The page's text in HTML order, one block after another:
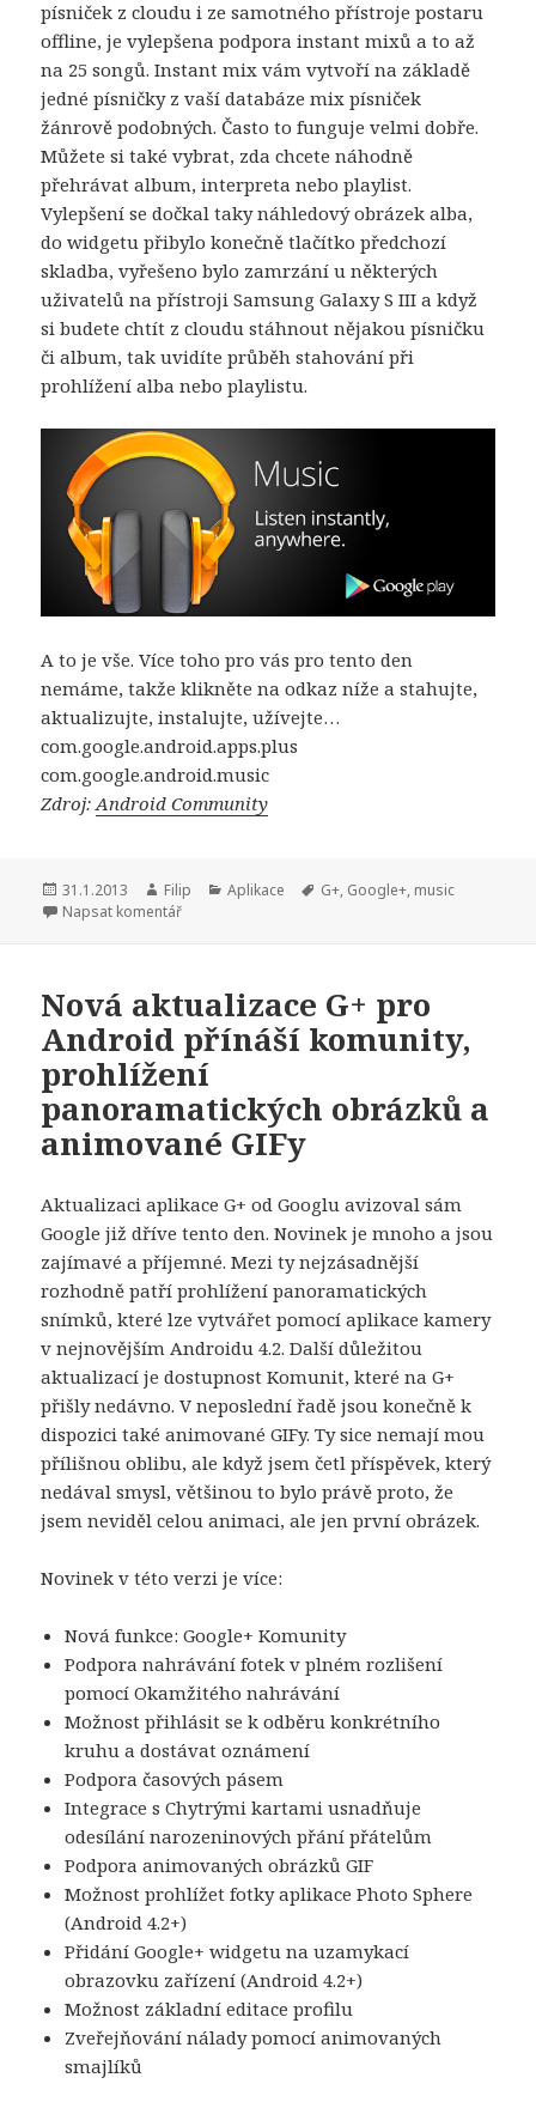
písniček z cloudu i ze samotného přístroje postaru
offline, je vylepšena podpora instant mixů a to až
na 25 songů. Instant mix vám vytvoří na základě
jedné písničky z vaší databáze mix písniček
žánrově podobných. Často to funguje velmi dobře.
Můžete si také vybrat, zda chcete náhodně
přehrávat album, interpreta nebo playlist.
Vylepšení se dočkal taky náhledový obrázek alba,
do widgetu přibylo konečně tlačítko předchozí
skladba, vyřešeno bylo zamrzání u některých
uživatelů na přístroji Samsung Galaxy S III a když
si budete chtít z cloudu stáhnout nějakou písničku
či album, tak uvidíte průběh stahování při
prohlížení alba nebo playlistu.
A to je vše. Více toho pro vás pro tento den
nemáme, takže klikněte na odkaz níže a stahujte,
aktualizujte, instalujte, užívejte…
com.google.android.apps.plus
com.google.android.music
Zdroj:Android Community
Publikováno:
31.1.2013 Autor:
Filip Rubriky:
Aplikace Štítky:
G+, Google+, music
Napsat komentář
Nová aktualizace G+ pro
Android přínáší komunity,
prohlížení
panoramatických obrázků a
animované GIFy
Aktualizaci aplikace G+ od Googlu avizoval sám
Google již dříve tento den. Novinek je mnoho a jsou
zajímavé a příjemné. Mezi ty nejzásadnější
rozhodně patří prohlížení panoramatických
snímků, které lze vytvářet pomocí aplikace kamery
v nejnovějším Androidu 4.2. Další důležitou
aktualizací je dostupnost Komunit, které na G+
přišly nedávno. V neposlední řadě jsou konečně k
dispozici také animované GIFy. Ty sice nemají mou
přílišnou oblibu, ale když jsem četl příspěvek, který
nedával smysl, většinou to bylo právě proto, že
jsem neviděl celou animaci, ale jen první obrázek.
Novinek v této verzi je více:
Nová funkce: Google+ Komunity
Podpora nahrávání fotek v plném rozlišení
pomocí Okamžitého nahrávání
Možnost přihlásit se k odběru konkrétního
kruhu a dostávat oznámení
Podpora časových pásem
Integrace s Chytrými kartami usnadňuje
odesílání narozeninových přání přátelům
Podpora animovaných obrázků GIF
Možnost prohlížet fotky aplikace Photo Sphere
(Android 4.2+)
Přidání Google+ widgetu na uzamykací
obrazovku zařízení (Android 4.2+)
Možnost základní editace profilu
Zveřejňování nálady pomocí animovaných
smajlíků